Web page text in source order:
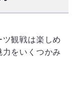
観戦は楽しめ
をいくつかみ